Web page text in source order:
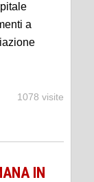
a
1078 visite
IN